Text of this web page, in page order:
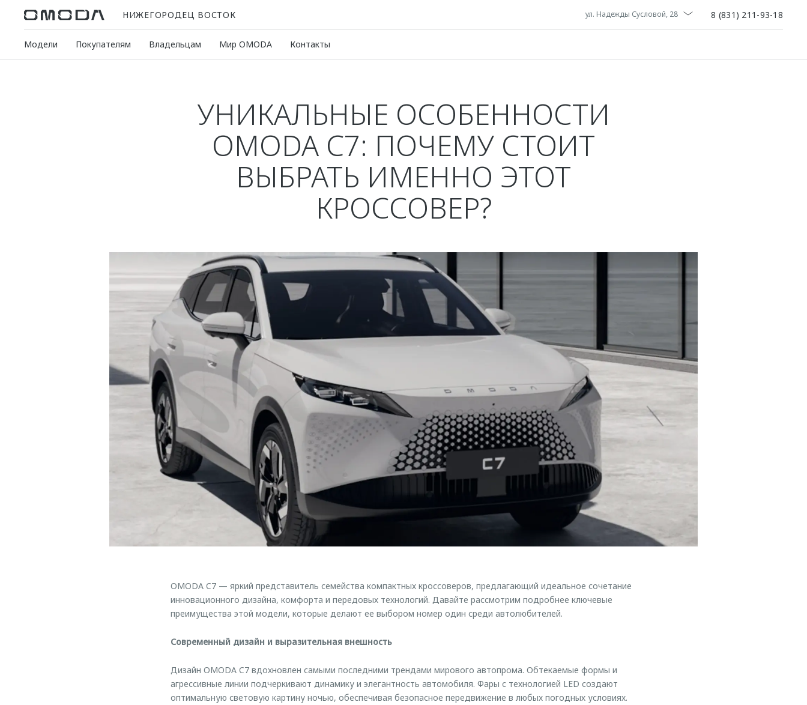
НИЖЕГОРОДЕЦ ВОСТОК ул. Надежды Сусловой, 28 8 (831) 211-93-18
Модели Покупателям Владельцам Мир OMODA Контакты
УНИКАЛЬНЫЕ ОСОБЕННОСТИ
OMODA C7: ПОЧЕМУ СТОИТ
ВЫБРАТЬ ИМЕННО ЭТОТ
КРОССОВЕР?
OMODA C7 — яркий представитель семейства компактных кроссоверов, предлагающий идеальное сочетание
инновационного дизайна, комфорта и передовых технологий. Давайте рассмотрим подробнее ключевые
преимущества этой модели, которые делают ее выбором номер один среди автолюбителей.
Современный дизайн и выразительная внешность
Дизайн OMODA C7 вдохновлен самыми последними трендами мирового автопрома. Обтекаемые формы и
агрессивные линии подчеркивают динамику и элегантность автомобиля. Фары с технологией LED создают
оптимальную световую картину ночью, обеспечивая безопасное передвижение в любых погодных условиях.